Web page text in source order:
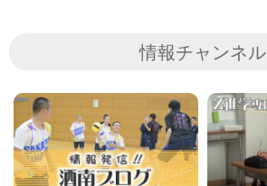
情報チャンネル